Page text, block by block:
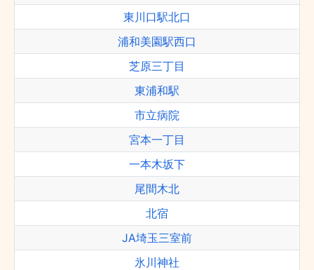
東川口駅北口
浦和美園駅西口
芝原三丁目
東浦和駅
市立病院
宮本一丁目
一本木坂下
尾間木北
北宿
JA埼玉三室前
氷川神社